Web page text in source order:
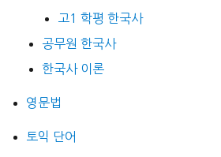
고1 학평 한국사
공무원 한국사
한국사 이론
영문법
토익 단어